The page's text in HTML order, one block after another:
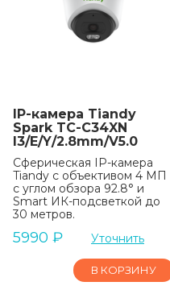
IP-камера Tiandy
Spark TC-C34XN
I3/E/Y/2.8mm/V5.0
Сферическая IP-камера
Tiandy с объективом 4 МП
с углом обзора 92.8° и
Smart ИК-подсветкой до
30 метров.
5990 ₽ Уточнить
В КОРЗИНУ